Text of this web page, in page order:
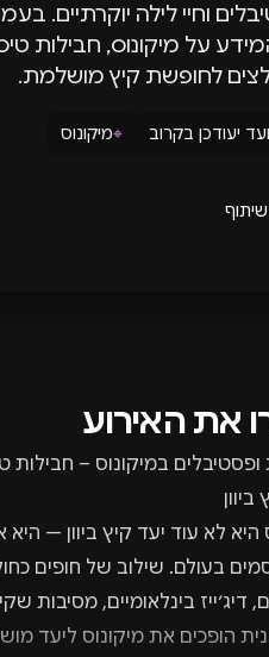
וחיי לילה יוקרתיים.
על מיקונוס, חבילות
לחופשת קיץ מושלמת.
יעודכן בקרוב ⌖מיקונוס
שיתוף
את האירוע
במיקונוס – חבילות
ביוון
היא לא עוד יעד קיץ ביוון —
בעולם. שילוב של חופים
דיג׳ייז בינלאומיים, מסיבות
הופכים את מיקונוס ליעד